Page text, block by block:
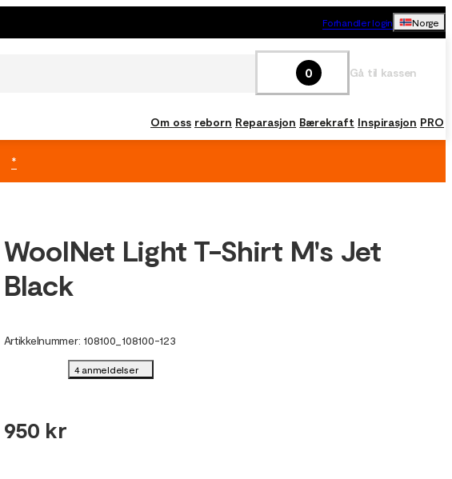
Forhandler login Norge
0 Gå til kassen
Om oss reborn Reparasjon Bærekraft Inspirasjon PRO
*
WoolNet Light T-Shirt M's Jet
Black
Artikkelnummer: 108100 108100-123
4 anmeldelser
950 kr